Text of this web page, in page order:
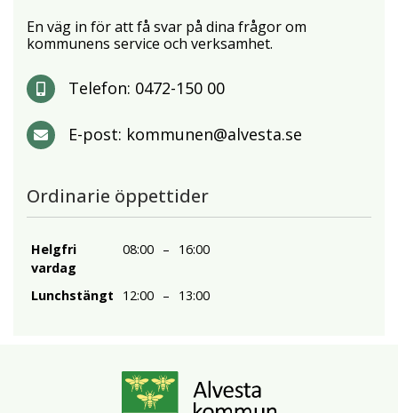
En väg in för att få svar på dina frågor om
kommunens service och verksamhet.
Telefon: 0472-150 00
E-post: kommunen@alvesta.se
Ordinarie öppettider
Helgfri
vardag
08:00 – 16:00
Lunchstängt 12:00 – 13:00